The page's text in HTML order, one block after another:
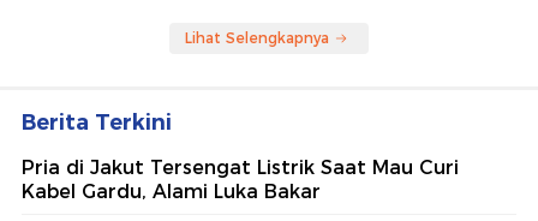
Lihat Selengkapnya
Berita Terkini
Pria di Jakut Tersengat Listrik Saat Mau Curi
Kabel Gardu, Alami Luka Bakar